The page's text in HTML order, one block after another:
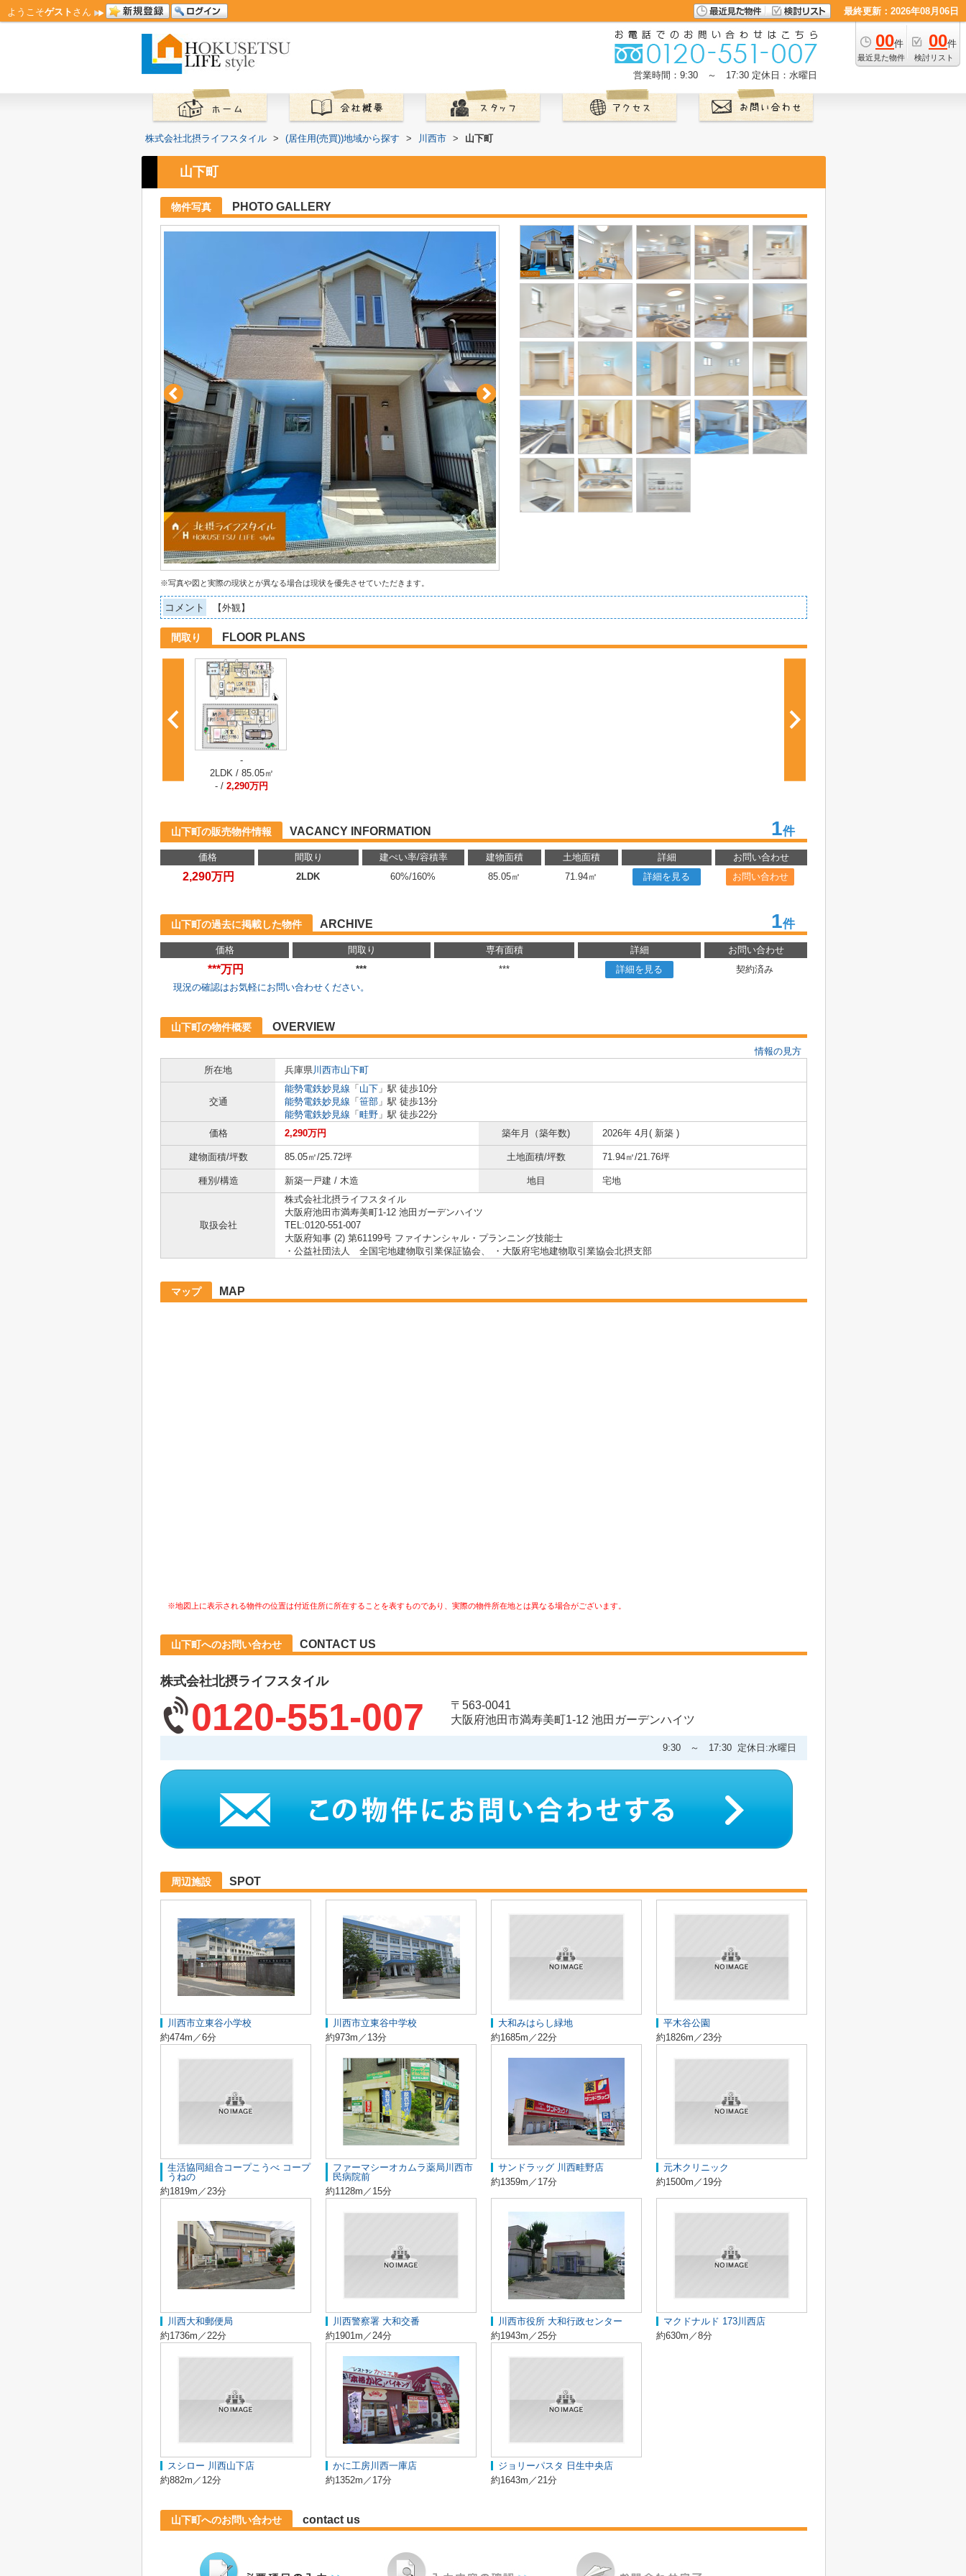
ようこそゲスト さん 最終更新：2026年08月06日
00件
最近見た物件
00件
検討リスト
営業時間：9:30 ～ 17:30 定休日：水曜日
株式会社北摂ライフスタイル > (居住用(売買))地域から探す > 川西市 > 山下町
山下町
物件写真 PHOTO GALLERY
※写真や図と実際の現状とが異なる場合は現状を優先させていただきます。
コメント 【外観】
間取り FLOOR PLANS
-
2LDK / 85.05㎡
- / 2,290万円
山下町の販売物件情報 VACANCY INFORMATION 1件
価格 間取り 建ぺい率/容積率 建物面積 土地面積 詳細 お問い合わせ
2,290万円 2LDK 60%/160% 85.05㎡ 71.94㎡ 詳細を見る お問い合わせ
山下町の過去に掲載した物件 ARCHIVE 1件
価格 間取り 専有面積 詳細 お問い合わせ
***万円 *** *** 詳細を見る
契約済み
現況の確認はお気軽にお問い合わせください。
山下町の物件概要 OVERVIEW
情報の見方
所在地
兵庫県川西市山下町
交通
能勢電鉄妙見線 「 山下 」駅 徒歩10分
能勢電鉄妙見線 「 笹部 」駅 徒歩13分
能勢電鉄妙見線 「 畦野 」駅 徒歩22分
価格
2,290万円 築年月（築年数) 2026年 4月( 新築 )
建物面積/坪数 85.05㎡/25.72坪 土地面積/坪数 71.94㎡/21.76坪
種別/構造 新築一戸建 / 木造 地目 宅地
取扱会社
株式会社北摂ライフスタイル
大阪府池田市満寿美町1-12 池田ガーデンハイツ
TEL:0120-551-007
大阪府知事 (2) 第61199号 ファイナンシャル・プランニング技能士
・公益社団法人 全国宅地建物取引業保証協会、 ・大阪府宅地建物取引業協会北摂支部
マップ MAP
※地図上に表示される物件の位置は付近住所に所在することを表すものであり、実際の物件所在地とは異なる場合がございます。
山下町へのお問い合わせ CONTACT US
株式会社北摂ライフスタイル
0120-551-007
〒563-0041
大阪府池田市満寿美町1-12 池田ガーデンハイツ
9:30 ～ 17:30 定休日:水曜日
周辺施設 SPOT
川西市立東谷小学校
約474m／6分
川西市立東谷中学校
約973m／13分
大和みはらし緑地
約1685m／22分
平木谷公園
約1826m／23分
生活協同組合コープこうべ コープ
うねの
約1819m／23分
ファーマシーオカムラ薬局川西市
民病院前
約1128m／15分
サンドラッグ 川西畦野店
約1359m／17分
元木クリニック
約1500m／19分
川西大和郵便局
約1736m／22分
川西警察署 大和交番
約1901m／24分
川西市役所 大和行政センター
約1943m／25分
マクドナルド 173川西店
約630m／8分
スシロー 川西山下店
約882m／12分
かに工房川西一庫店
約1352m／17分
ジョリーパスタ 日生中央店
約1643m／21分
山下町へのお問い合わせ contact us